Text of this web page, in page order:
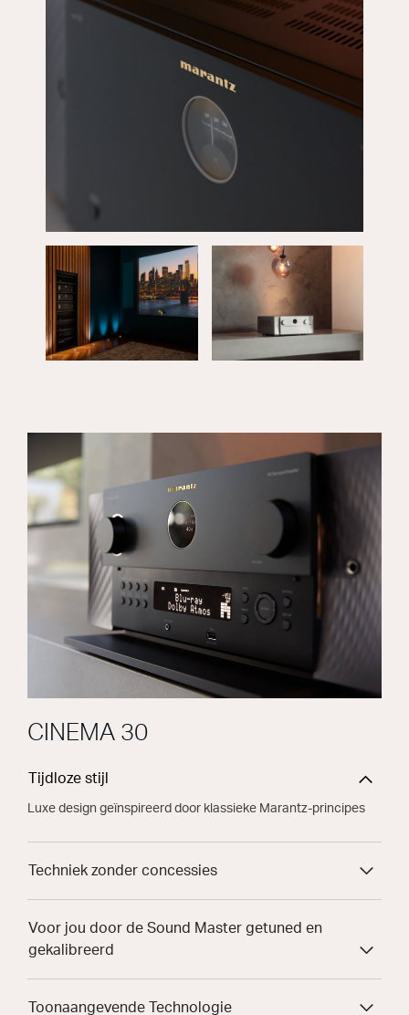
CINEMA 30
Tijdloze stijl
Luxe design geïnspireerd door klassieke Marantz-principes
Techniek zonder concessies
Voor jou door de Sound Master getuned en
gekalibreerd
Toonaangevende Technologie